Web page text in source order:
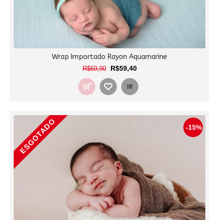
Wrap Importado Rayon Aquamarine
R$69,90 R$59,40
-15%
ESGOTADO